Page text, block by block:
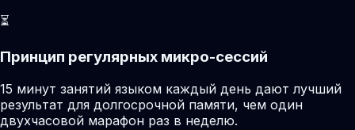
⏳
Принцип регулярных микро-сессий
15 минут занятий языком каждый день дают лучший
результат для долгосрочной памяти, чем один
двухчасовой марафон раз в неделю.